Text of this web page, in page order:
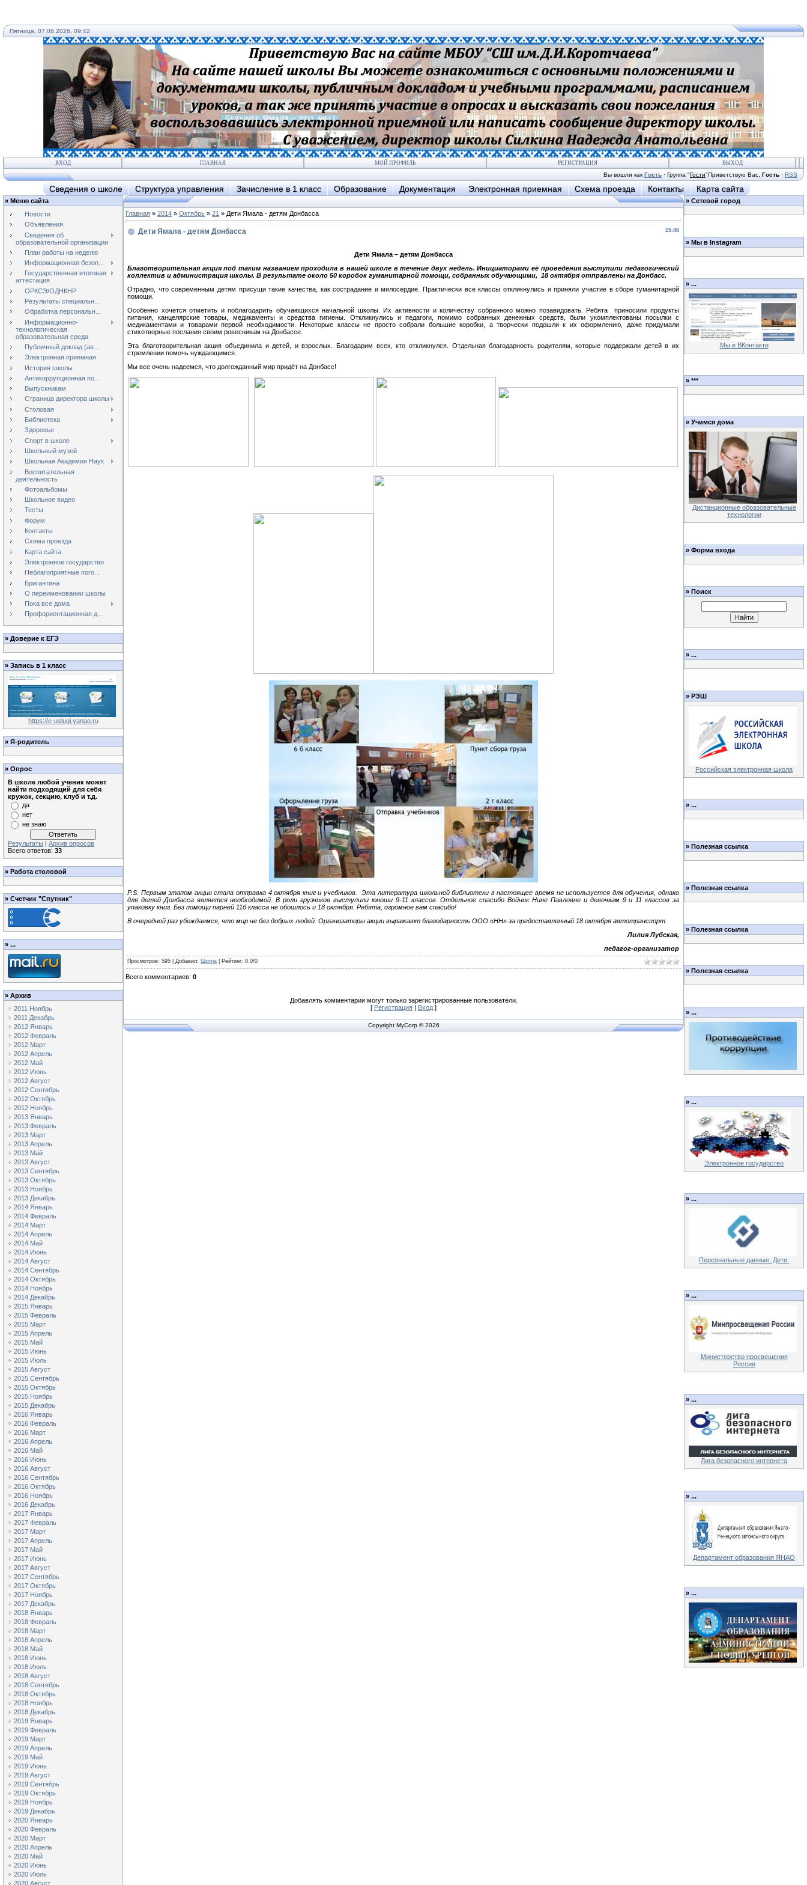
Пятница, 07.08.2026, 09:42
ВХОД ГЛАВНАЯ МОЙ ПРОФИЛЬ РЕГИСТРАЦИЯ ВЫХОД
Вы вошли как Гость · Группа "Гости"Приветствую Вас Гость · RSS
Сведения о школе Структура управления Зачисление в 1 класс Образование Документация Электронная приемная Схема проезда Контакты Карта сайта
» Меню сайта
Новости
Объявления
Сведения об
образовательной организации
План работы на неделю
Информационная безоп...
Государственная итоговая
аттестация
ОРКСЭ/ОДНКНР
Результаты специальн...
Обработка персональн...
Информационно-
технологическая
образовательная среда
Публичный доклад (ав...
Электронная приемная
История школы
Антикоррупционная по...
Выпускникам
Страница директора школы
Столовая
Библиотека
Здоровье
Спорт в школе
Школьный музей
Школьная Академия Наук
Воспитательная
деятельность
Фотоальбомы
Школьное видео
Тесты
Форум
Контакты
Схема проезда
Карта сайта
Электронное государство
Неблагоприятные пого...
Бригантина
О переименовании школы
Пока все дома
Профориентационная д...
» Доверие к ЕГЭ
» Запись в 1 класс
https://e-uslugi.yanao.ru
» Я-родитель
» Опрос
В школе любой ученик может
найти подходящий для себя
кружок, секцию, клуб и т.д.
да
нет
не знаю
Результаты | Архив опросов
Всего ответов: 33
» Работа столовой
» Счетчик "Спутник"
» ...
» Архив
2011 Ноябрь
2011 Декабрь
2012 Январь
2012 Февраль
2012 Март
2012 Апрель
2012 Май
2012 Июнь
2012 Август
2012 Сентябрь
2012 Октябрь
2012 Ноябрь
2013 Январь
2013 Февраль
2013 Март
2013 Апрель
2013 Май
2013 Август
2013 Сентябрь
2013 Октябрь
2013 Ноябрь
2013 Декабрь
2014 Январь
2014 Февраль
2014 Март
2014 Апрель
2014 Май
2014 Июнь
2014 Август
2014 Сентябрь
2014 Октябрь
2014 Ноябрь
2014 Декабрь
2015 Январь
2015 Февраль
2015 Март
2015 Апрель
2015 Май
2015 Июнь
2015 Июль
2015 Август
2015 Сентябрь
2015 Октябрь
2015 Ноябрь
2015 Декабрь
2016 Январь
2016 Февраль
2016 Март
2016 Апрель
2016 Май
2016 Июнь
2016 Август
2016 Сентябрь
2016 Октябрь
2016 Ноябрь
2016 Декабрь
2017 Январь
2017 Февраль
2017 Март
2017 Апрель
2017 Май
2017 Июнь
2017 Август
2017 Сентябрь
2017 Октябрь
2017 Ноябрь
2017 Декабрь
2018 Январь
2018 Февраль
2018 Март
2018 Апрель
2018 Май
2018 Июнь
2018 Июль
2018 Август
2018 Сентябрь
2018 Октябрь
2018 Ноябрь
2018 Декабрь
2019 Январь
2019 Февраль
2019 Март
2019 Апрель
2019 Май
2019 Июнь
2019 Август
2019 Сентябрь
2019 Октябрь
2019 Ноябрь
2019 Декабрь
2020 Январь
2020 Февраль
2020 Март
2020 Апрель
2020 Май
2020 Июнь
2020 Июль
2020 Август
Главная » 2014 » Октябрь » 21 » Дети Ямала - детям Донбасса
15:46
Дети Ямала - детям Донбасса
Дети Ямала – детям Донбасса
Благотворительная акция под таким названием проходила в нашей школе в течение двух недель. Инициаторами её проведения выступили педагогический
коллектив и администрация школы. В результате около 50 коробок гуманитарной помощи, собранных обучающими, 18 октября отправлены на Донбасс.
Отрадно, что современным детям присущи такие качества, как сострадание и милосердие. Практически все классы откликнулись и приняли участие в сборе гуманитарной
помощи.
Особенно хочется отметить и поблагодарить обучающихся начальной школы. Их активности и количеству собранного можно позавидовать. Ребята приносили продукты
питания, канцелярские товары, медикаменты и средства гигиены. Откликнулись и педагоги, помимо собранных денежных средств, были укомплектованы посылки с
медикаментами и товарами первой необходимости. Некоторые классы не просто собрали большие коробки, а творчески подошли к их оформлению, даже придумали
стихотворные послания своим ровесникам на Донбассе.
Эта благотворительная акция объединила и детей, и взрослых. Благодарим всех, кто откликнулся. Отдельная благодарность родителям, которые поддержали детей в их
стремлении помочь нуждающимся.
Мы все очень надеемся, что долгожданный мир придёт на Донбасс!
P.S . Первым этапом акции стала отправка 4 октября книг и учебников. Эта литература школьной библиотеки в настоящее время не используется для обучения, однако
для детей Донбасса является необходимой. В роли грузчиков выступили юноши 9-11 классов. Отдельное спасибо Войник Нине Павловне и девочкам 9 и 11 классов за
упаковку книг. Без помощи парней 11б класса не обошлось и 18 октября. Ребята, огромное вам спасибо!
В очередной раз убеждаемся, что мир не без добрых людей. Организаторы акции выражают благодарность ООО «НН» за предоставленный 18 октября автотранспорт.
Лилия Лубская,
педагог-организатор
Просмотров: 595 Добавил: Школа Рейтинг: 0.0/0
Всего комментариев: 0
Добавлять комментарии могут только зарегистрированные пользователи.
[ Регистрация | Вход ]
Copyright MyCorp © 2026
» Сетевой город
» Мы в Instagram
» ...
Мы в ВКонтакте
» ***
» Учимся дома
Дистанционные образовательные
технологии
» Форма входа
» Поиск
» ...
» РЭШ
Российская электронная школа
» ...
» Полезная ссылка
» Полезная ссылка
» Полезная ссылка
» Полезная ссылка
» ...
» ...
Электронное государство
» ...
Персональные данные. Дети.
» ...
Министерство просвещения
России
» ...
Лига безопасного интернета
» ...
Департамент образования ЯНАО
» ...